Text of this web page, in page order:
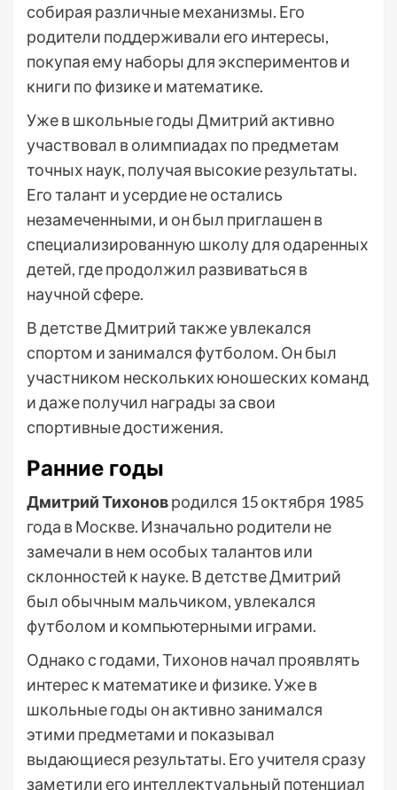
собирая различные механизмы. Его
родители поддерживали его интересы,
покупая ему наборы для экспериментов и
книги по физике и математике.
Уже в школьные годы Дмитрий активно
участвовал в олимпиадах по предметам
точных наук, получая высокие результаты.
Его талант и усердие не остались
незамеченными, и он был приглашен в
специализированную школу для одаренных
детей, где продолжил развиваться в
научной сфере.
В детстве Дмитрий также увлекался
спортом и занимался футболом. Он был
участником нескольких юношеских команд
и даже получил награды за свои
спортивные достижения.
Ранние годы
Дмитрий Тихоновродился 15 октября 1985
года в Москве. Изначально родители не
замечали в нем особых талантов или
склонностей к науке. В детстве Дмитрий
был обычным мальчиком, увлекался
футболом и компьютерными играми.
Однако с годами, Тихонов начал проявлять
интерес к математике и физике. Уже в
школьные годы он активно занимался
этими предметами и показывал
выдающиеся результаты. Его учителя сразу
заметили его интеллектуальный потенциал